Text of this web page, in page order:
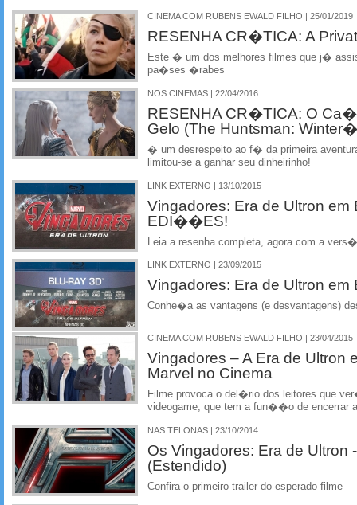
CINEMA COM RUBENS EWALD FILHO | 25/01/2019
RESENHA CR�TICA: A
Este � um dos melhores filmes que j�
pa�ses �rabes
NOS CINEMAS | 22/04/2016
RESENHA CR�TICA: O
Gelo (The Huntsman:
� um desrespeito ao f� da primeira
limitou-se a ganhar seu dinheirinho!
LINK EXTERNO | 13/10/2015
Vingadores: Era de Ultron em
EDI��ES!
Leia a resenha completa, agora com a
LINK EXTERNO | 23/09/2015
Vingadores: Era de Ultron em
Conhe�a as vantagens (e desvantagens)
CINEMA COM RUBENS EWALD FILHO | 23/04/2015
Vingadores – A Era de Ultron
Marvel no Cinema
Filme provoca o del�rio dos leitores que
videogame, que tem a fun��o de encerrar
NAS TELONAS | 23/10/2014
Os Vingadores: Era de Ultron
(Estendido)
Confira o primeiro trailer do esperado filme